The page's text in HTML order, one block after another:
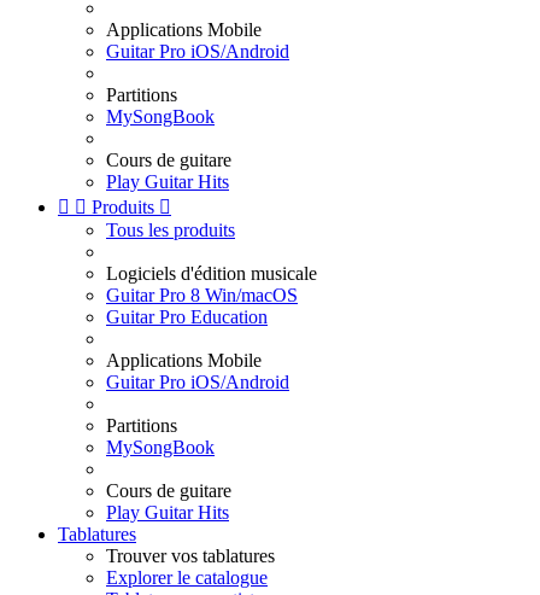
Applications Mobile
Guitar Pro iOS/Android
Partitions
MySongBook
Cours de guitare
Play Guitar Hits
  Produits 
Tous les produits
Logiciels d'édition musicale
Guitar Pro 8 Win/macOS
Guitar Pro Education
Applications Mobile
Guitar Pro iOS/Android
Partitions
MySongBook
Cours de guitare
Play Guitar Hits
Tablatures
Trouver vos tablatures
Explorer le catalogue